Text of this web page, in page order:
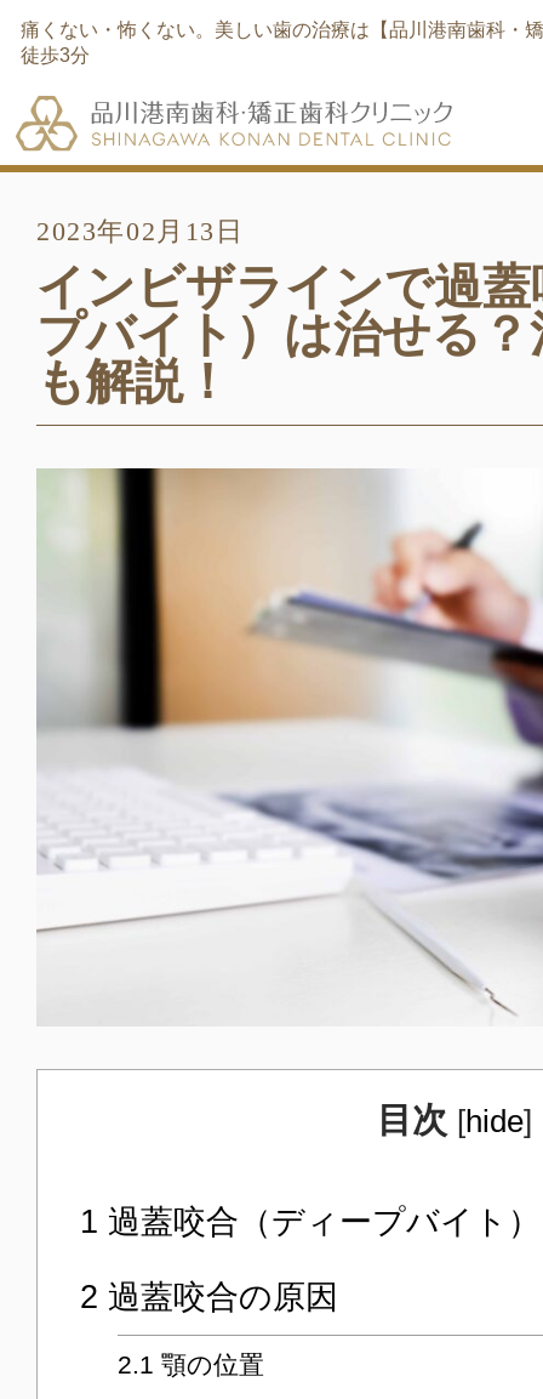
痛くない・怖くない。美しい歯の治療は【品川港南歯科・
徒歩3分
2023年02月13日
インビザラインで過
プバイト）は治せる
も解説！
目次 [hide]
1 過蓋咬合（ディープバイト
2 過蓋咬合の原因
2.1 顎の位置